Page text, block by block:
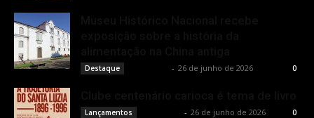
Destaque - 26 de junho de 2026 0
Lançamentos - 26 de junho de 2026 0